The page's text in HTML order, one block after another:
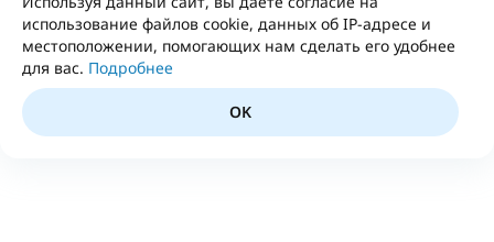
использование файлов cookie, данных об IP-адресе и
местоположении, помогающих нам сделать его удобнее
для вас. Подробнее
OK